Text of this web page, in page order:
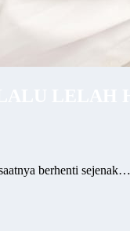
berhenti